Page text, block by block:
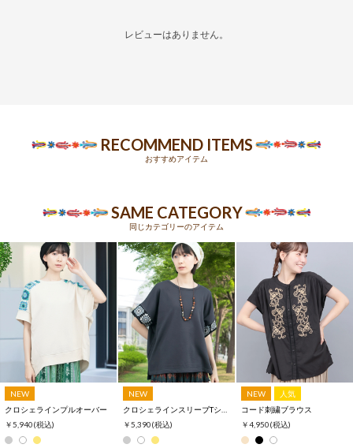
・アイロンの際には、当て布を使用して下さい。
レビューはありません。
RECOMMEND ITEMS
おすすめアイテム
SAME CATEGORY
同じカテゴリーのアイテム
NEW
クロシェラインプルオーバー
￥5,940(税込)
NEW
￥5,390(税込)
NEW
人気
コード刺繍ブラウス
￥4,950(税込)